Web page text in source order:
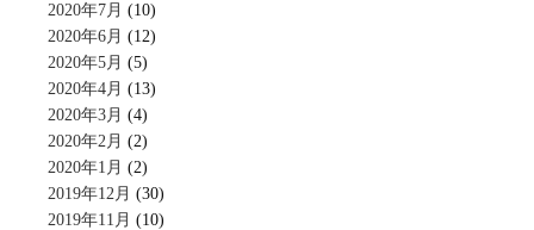
2020年7月 (10)
2020年6月 (12)
2020年5月 (5)
2020年4月 (13)
2020年3月 (4)
2020年2月 (2)
2020年1月 (2)
2019年12月 (30)
2019年11月 (10)